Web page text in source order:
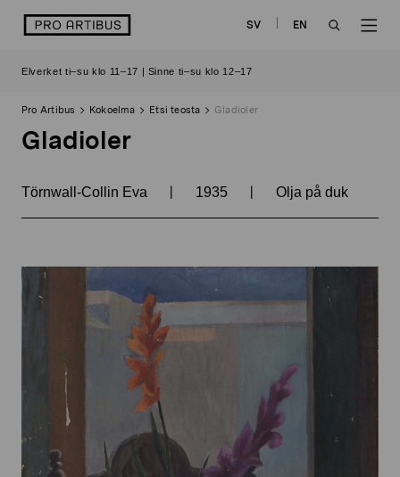
sisältöön
logo SV
EN
Elverket ti–su klo 11–17 | Sinne ti–su klo 12–17
Pro Artibus Kokoelma Etsi teosta Gladioler
Gladioler
Törnwall-Collin Eva | 1935 | Olja på duk